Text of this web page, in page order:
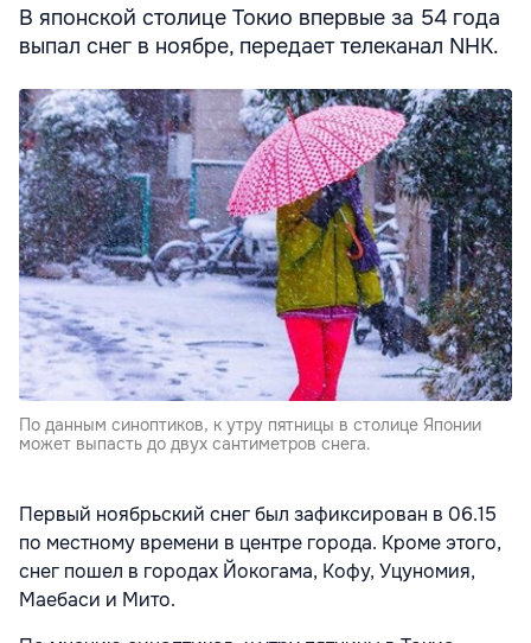
В японской столице Токио впервые за 54 года
выпал снег в ноябре, передает телеканал NHK.
По данным синоптиков, к утру пятницы в столице Японии
может выпасть до двух сантиметров снега.
Первый ноябрьский снег был зафиксирован в 06.15
по местному времени в центре города. Кроме этого,
снег пошел в городах Йокогама, Кофу, Уцуномия,
Маебаси и Мито.